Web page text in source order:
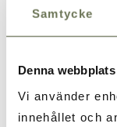
Samtycke
Denna
Vi använder
innehållet och
Ett av de
table. Här
festlig